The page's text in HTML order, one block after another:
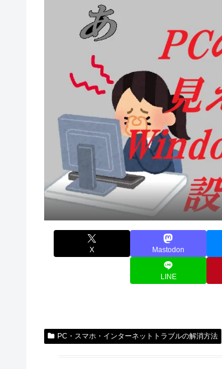
X Mastodon
LINE
PC・スマホ・インターネットトラブルの解消方法